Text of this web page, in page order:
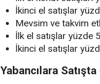
İkinci el satışlar
Mevsim ve takvim
İlk el satışlar yüzde
İkinci el satışlar
Yabancılara